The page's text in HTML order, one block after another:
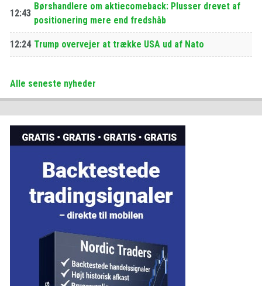
12:43
Børshandlere om aktiecomeback: Plusser drevet af
positionering mere end fredshåb
12:24 Trump overvejer at trække USA ud af Nato
Alle seneste nyheder